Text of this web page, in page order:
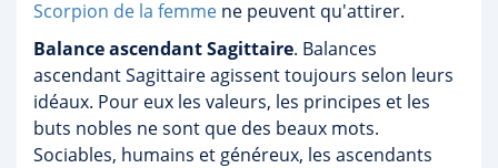
Scorpion de la femme ne peuvent qu'attirer.
Balance ascendant Sagittaire. Balances
ascendant Sagittaire agissent toujours selon leurs
idéaux. Pour eux les valeurs, les principes et les
buts nobles ne sont que des beaux mots.
Sociables, humains et généreux, les ascendants